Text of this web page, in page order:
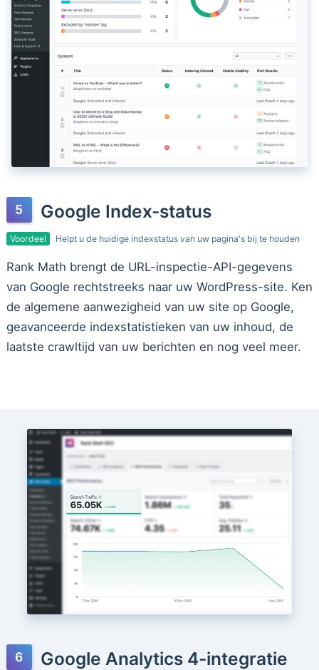
Google Index-status
Voordeel Helpt u de huidige indexstatus van uw pagina's bij te houden
Rank Math brengt de URL-inspectie-API-gegevens
van Google rechtstreeks naar uw WordPress-site. Ken
de algemene aanwezigheid van uw site op Google,
geavanceerde indexstatistieken van uw inhoud, de
laatste crawltijd van uw berichten en nog veel meer.
Google Analytics 4-integratie